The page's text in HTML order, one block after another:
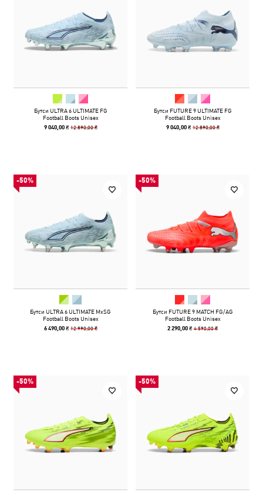
Бутси ULTRA 6 ULTIMATE FG
Football Boots Unisex
9 040,00 ₴ 12 890,00 ₴
Бутси FUTURE 9 ULTIMATE FG
Football Boots Unisex
9 040,00 ₴ 12 890,00 ₴
-50%
Бутси ULTRA 6 ULTIMATE MxSG
Football Boots Unisex
6 490,00 ₴ 12 990,00 ₴
-50%
Бутси FUTURE 9 MATCH FG/AG
Football Boots Unisex
2 290,00 ₴4 590,00 ₴
-50% -50%